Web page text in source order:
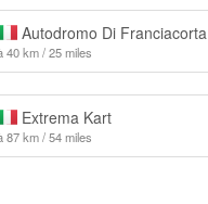
Autodromo Di Franciacorta
40 km / 25 miles
Extrema Kart
87 km / 54 miles